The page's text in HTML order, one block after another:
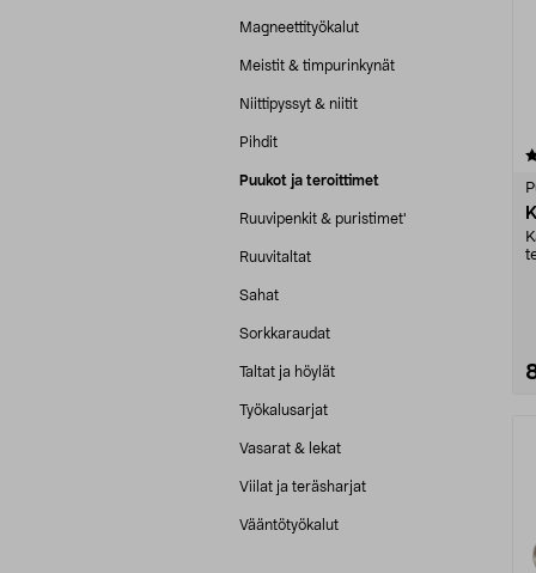
Magneettityökalut
Meistit & timpurinkynät
Niittipyssyt & niitit
Pihdit
Puukot ja teroittimet
Ruuvipenkit & puristimet'
Ruuvitaltat
Sahat
Sorkkaraudat
Taltat ja höylät
Työkalusarjat
Vasarat & lekat
Viilat ja teräsharjat
Vääntötyökalut